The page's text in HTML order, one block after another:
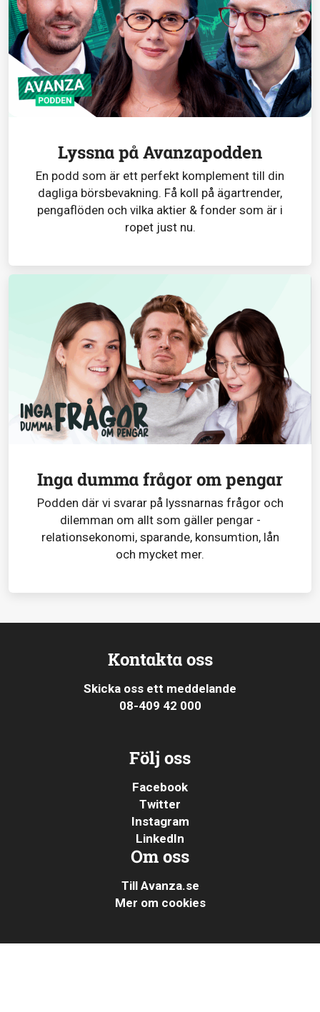
Lyssna på Avanzapodden
En podd som är ett perfekt komplement till din
dagliga börsbevakning. Få koll på ägartrender,
pengaflöden och vilka aktier & fonder som är i
ropet just nu.
Inga dumma frågor om pengar
Podden där vi svarar på lyssnarnas frågor och
dilemman om allt som gäller pengar -
relationsekonomi, sparande, konsumtion, lån
och mycket mer.
Kontakta oss
Skicka oss ett meddelande
08-409 42 000
Följ oss
Facebook
Twitter
Instagram
LinkedIn
Om oss
Till Avanza.se
Mer om cookies